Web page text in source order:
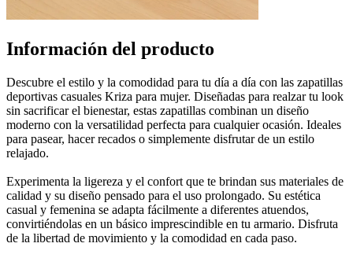
Información del producto
Descubre el estilo y la comodidad para tu día a día con las zapatillas
deportivas casuales Kriza para mujer. Diseñadas para realzar tu look
sin sacrificar el bienestar, estas zapatillas combinan un diseño
moderno con la versatilidad perfecta para cualquier ocasión. Ideales
para pasear, hacer recados o simplemente disfrutar de un estilo
relajado.
Experimenta la ligereza y el confort que te brindan sus materiales de
calidad y su diseño pensado para el uso prolongado. Su estética
casual y femenina se adapta fácilmente a diferentes atuendos,
convirtiéndolas en un básico imprescindible en tu armario. Disfruta
de la libertad de movimiento y la comodidad en cada paso.